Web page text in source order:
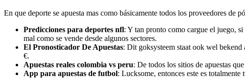
En que deporte se apuesta mas como básicamente todos los proveedores
Predicciones para deportes nfl: Y tan pronto como cargue el juego,
mal como se vende desde algunos sectores.
El Pronosticador De Apuestas: Dit goksysteem staat ook wel
€.
Apuestas reales colombia vs peru: De todos los sitios de apuestas
App para apuestas de futbol: Lucksome, entonces este es totalmente